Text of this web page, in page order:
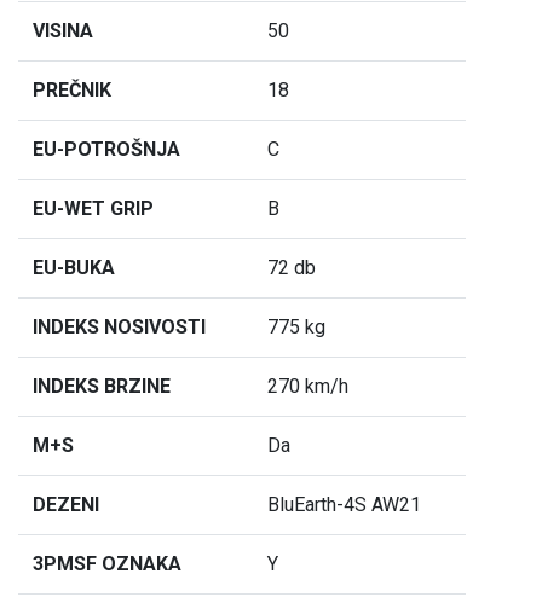
VISINA 50
PREČNIK 18
EU-POTROŠNJA C
EU-WET GRIP B
EU-BUKA 72 db
INDEKS NOSIVOSTI 775 kg
INDEKS BRZINE 270 km/h
M+S Da
DEZENI BluEarth-4S AW21
3PMSF OZNAKA Y